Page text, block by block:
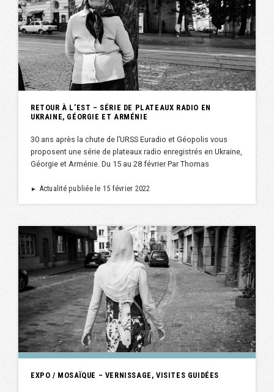
RETOUR À L’EST – SÉRIE DE PLATEAUX RADIO EN
UKRAINE, GÉORGIE ET ARMÉNIE
30 ans après la chute de l’URSS Euradio et Géopolis vous
proposent une série de plateaux radio enregistrés en Ukraine,
Géorgie et Arménie. Du 15 au 28 février Par Thomas
► Actualité publiée le 15 février 2022
EXPO / MOSAÏQUE – VERNISSAGE, VISITES GUIDÉES